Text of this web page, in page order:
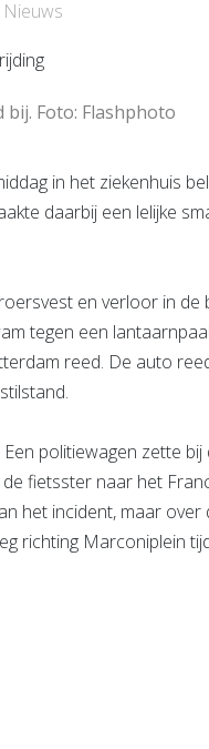
Nieuws
bij. Foto: Flashphoto
in het ziekenhuis
daarbij een lelijke
en verloor in
tegen een
reed. De auto
politiewagen zette
fietsster naar het
het incident, maar over
richting Marconiplein
Bekijk de pagina